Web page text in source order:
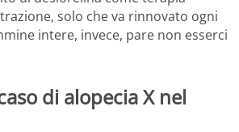
solo che va rinnovato ogni
intere, invece, pare non esserci
di alopecia X nel